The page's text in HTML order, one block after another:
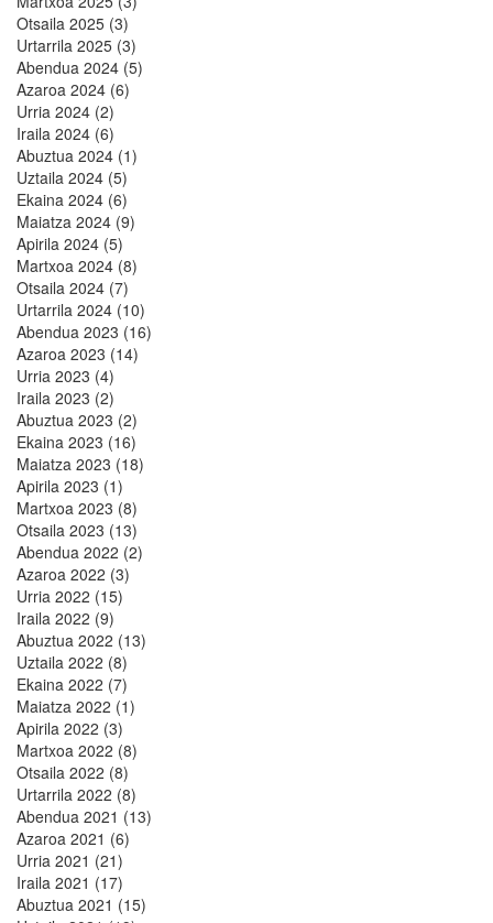
Otsaila 2025 (3)
Urtarrila 2025 (3)
Abendua 2024 (5)
Azaroa 2024 (6)
Urria 2024 (2)
Iraila 2024 (6)
Abuztua 2024 (1)
Uztaila 2024 (5)
Ekaina 2024 (6)
Maiatza 2024 (9)
Apirila 2024 (5)
Martxoa 2024 (8)
Otsaila 2024 (7)
Urtarrila 2024 (10)
Abendua 2023 (16)
Azaroa 2023 (14)
Urria 2023 (4)
Iraila 2023 (2)
Abuztua 2023 (2)
Ekaina 2023 (16)
Maiatza 2023 (18)
Apirila 2023 (1)
Martxoa 2023 (8)
Otsaila 2023 (13)
Abendua 2022 (2)
Azaroa 2022 (3)
Urria 2022 (15)
Iraila 2022 (9)
Abuztua 2022 (13)
Uztaila 2022 (8)
Ekaina 2022 (7)
Maiatza 2022 (1)
Apirila 2022 (3)
Martxoa 2022 (8)
Otsaila 2022 (8)
Urtarrila 2022 (8)
Abendua 2021 (13)
Azaroa 2021 (6)
Urria 2021 (21)
Iraila 2021 (17)
Abuztua 2021 (15)